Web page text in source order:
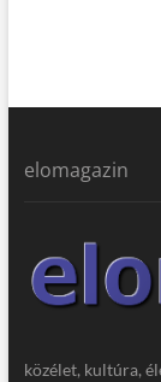
elomagazin
közélet, kultúra,